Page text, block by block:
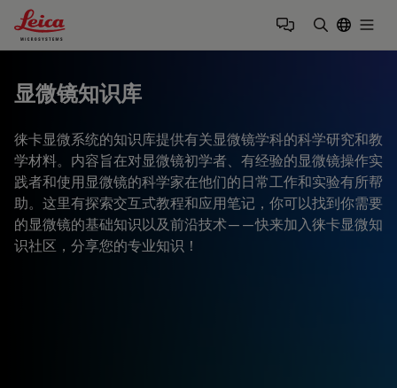
Leica Microsystems Logo
显微镜知识库
徕卡显微系统的知识库提供有关显微镜学科的科学研究和教
学材料。内容旨在对显微镜初学者、有经验的显微镜操作实
践者和使用显微镜的科学家在他们的日常工作和实验有所帮
助。这里有探索交互式教程和应用笔记，你可以找到你需要
的显微镜的基础知识以及前沿技术——快来加入徕卡显微知
识社区，分享您的专业知识！